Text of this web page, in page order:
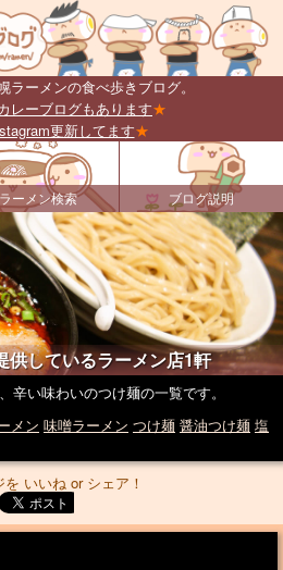
ラーメンの食べ歩きブログ。
レーブログもあります★
更新してます★
ラーメン検索 ブログ説明
供しているラーメン店1軒
い味わいのつけ麺の一覧です。
メン 味噌ラーメン つけ麺 醤油つけ麺 塩
いいね or シェア！